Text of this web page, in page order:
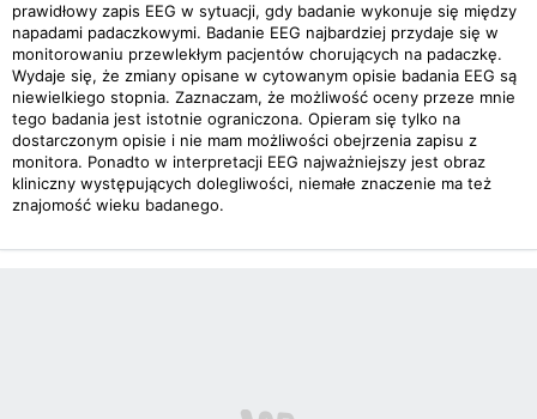
prawidłowy zapis EEG w sytuacji, gdy badanie wykonuje się między
napadami padaczkowymi. Badanie EEG najbardziej przydaje się w
monitorowaniu przewlekłym pacjentów chorujących na padaczkę.
Wydaje się, że zmiany opisane w cytowanym opisie badania EEG są
niewielkiego stopnia. Zaznaczam, że możliwość oceny przeze mnie
tego badania jest istotnie ograniczona. Opieram się tylko na
dostarczonym opisie i nie mam możliwości obejrzenia zapisu z
monitora. Ponadto w interpretacji EEG najważniejszy jest obraz
kliniczny występujących dolegliwości, niemałe znaczenie ma też
znajomość wieku badanego.